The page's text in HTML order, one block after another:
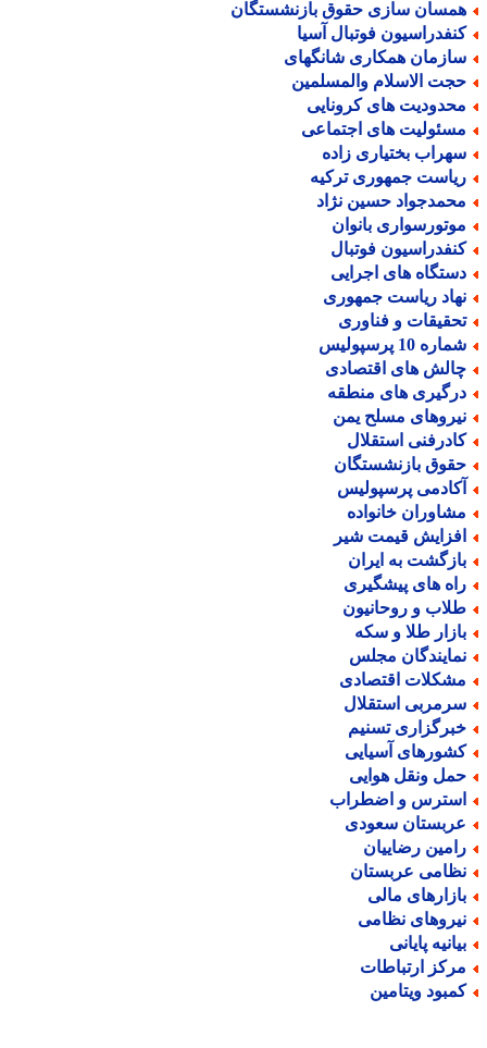
سازی حقوق بازنشستگان
فوتبال آسیا
همکاری شانگهای
الاسلام والمسلمین
های کرونایی
های اجتماعی
بختیاری زاده
جمهوری ترکیه
حسین نژاد
بانوان
فوتبال
های اجرایی
ریاست جمهوری
و فناوری
10 پرسپولیس
های اقتصادی
های منطقه
مسلح یمن
استقلال
بازنشستگان
پرسپولیس
خانواده
قیمت شیر
به ایران
های پیشگیری
و روحانیون
طلا و سکه
مجلس
اقتصادی
استقلال
تسنیم
آسیایی
ونقل هوایی
و اضطراب
سعودی
رضاییان
عربستان
مالی
نظامی
پایانی
ارتباطات
ویتامین